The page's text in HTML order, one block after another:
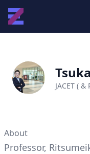
JACET (
About
Professor,